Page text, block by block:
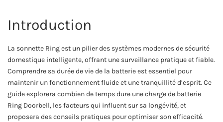
Introduction
La sonnette Ring est un pilier des systèmes modernes de sécurité
domestique intelligente, offrant une surveillance pratique et fiable.
Comprendre sa durée de vie de la batterie est essentiel pour
maintenir un fonctionnement fluide et une tranquillité d’esprit. Ce
guide explorera combien de temps dure une charge de batterie
Ring Doorbell, les facteurs qui influent sur sa longévité, et
proposera des conseils pratiques pour optimiser son efficacité.